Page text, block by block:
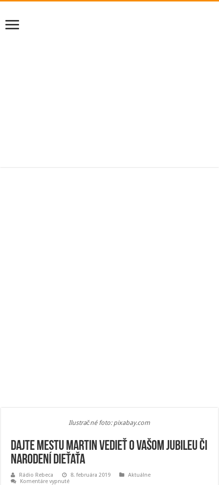
Ilustračné foto: pixabay.com
Dajte mestu Martin vedieť o Vašom jubileu či
narodení dieťaťa
Rádio Rebeca 8. februára 2019
Aktuálne
Komentáre vypnuténa